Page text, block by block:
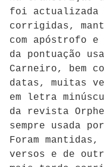
foi actualizada
corrigidas,
com apóstrofo
da pontuação
Carneiro, bem
datas, muitas
em letra
da revista
sempre usada
Foram
versos e de